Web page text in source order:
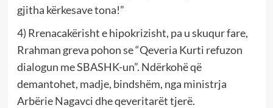
gjitha kërkesave tona!”
4) Rrenacakërisht e hipokrizisht, pa u skuqur fare,
Rrahman greva pohon se “Qeveria Kurti refuzon
dialogun me SBASHK-un”. Ndërkohë që
demantohet, madje, bindshëm, nga ministrja
Arbërie Nagavci dhe qeveritarët tjerë.